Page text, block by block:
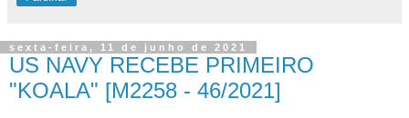
sexta-feira, 11 de junho de 2021
US NAVY RECEBE PRIMEIRO
"KOALA" [M2258 - 46/2021]